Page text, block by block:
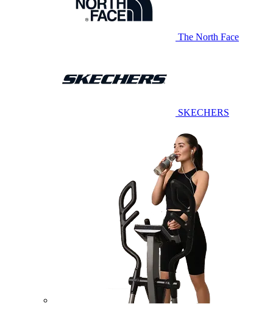
The North Face
SKECHERS